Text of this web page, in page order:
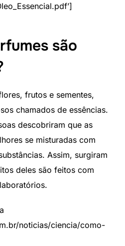
são
frutos e sementes,
chamados de essências.
descobriram que as
se misturadas com
Assim, surgiram
deles são feitos com
noticias/ciencia/como-